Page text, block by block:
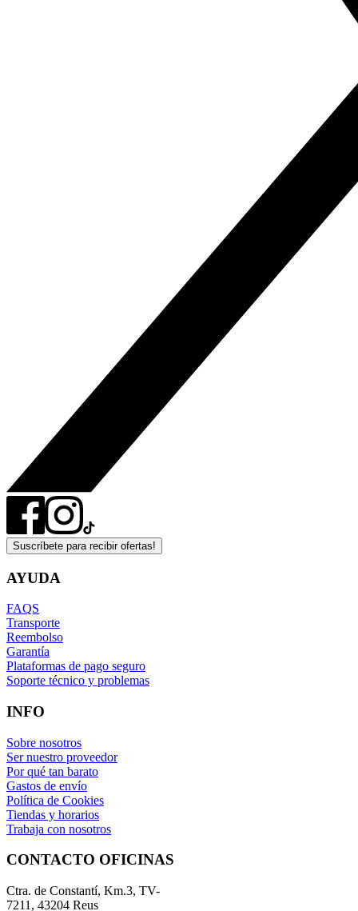
Suscríbete para recibir ofertas!
AYUDA
FAQS
Transporte
Reembolso
Garantía
Plataformas de pago seguro
Soporte técnico y problemas
INFO
Sobre nosotros
Ser nuestro proveedor
Por qué tan barato
Gastos de envío
Política de Cookies
Tiendas y horarios
Trabaja con nosotros
CONTACTO OFICINAS
Ctra. de Constantí, Km.3, TV-
7211, 43204 Reus